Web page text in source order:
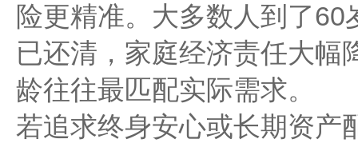
险更精准。大多数人到了
已还清，家庭经济责任大幅
龄往往最匹配实际需求。
若追求终身安心或长期资产